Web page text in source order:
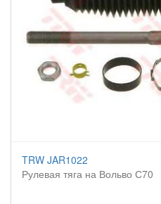
TRW JAR1022
Рулевая тяга на Вольво С70